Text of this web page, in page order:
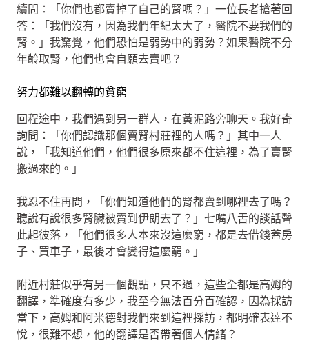
續問：「你們也都賣掉了自己的腎嗎？」一位長者搶著回
答：「我們沒有，因為我們年紀太大了，醫院不要我們的
腎。」我驚覺，他們恐怕是弱勢中的弱勢？如果醫院不分
年齡取腎，他們也會自願去賣吧？
努力都難以翻轉的貧窮
回程途中，我們遇到另一群人，在黃泥路旁聊天。我好奇
詢問：「你們認識那個賣腎村莊裡的人嗎？」其中一人
說，「我知道他們，他們很多原來都不住這裡，為了賣腎
搬過來的。」
我忍不住再問，「你們知道他們的腎都賣到哪裡去了嗎？
聽說有說很多腎臟被賣到伊朗去了？」七嘴八舌的談話聲
此起彼落，「他們很多人本來沒這麼窮，都是去借錢蓋房
子、買車子，最後才會變得這麼窮。」
附近村莊似乎有另一個觀點，只不過，這些全都是高姆的
翻譯，準確度有多少，我至今無法百分百確認，因為採訪
當下，高姆和阿米德對我們來到這裡採訪，都明確表達不
悅，很難不想，他的翻譯是否帶著個人情緒？